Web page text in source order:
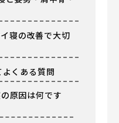
寝の改善で大切
くある質問
原因は何です